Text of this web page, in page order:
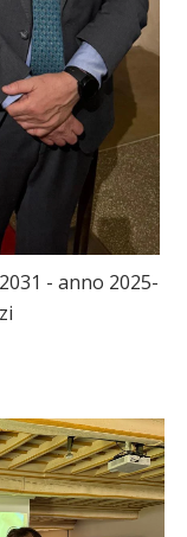
- anno 2025-